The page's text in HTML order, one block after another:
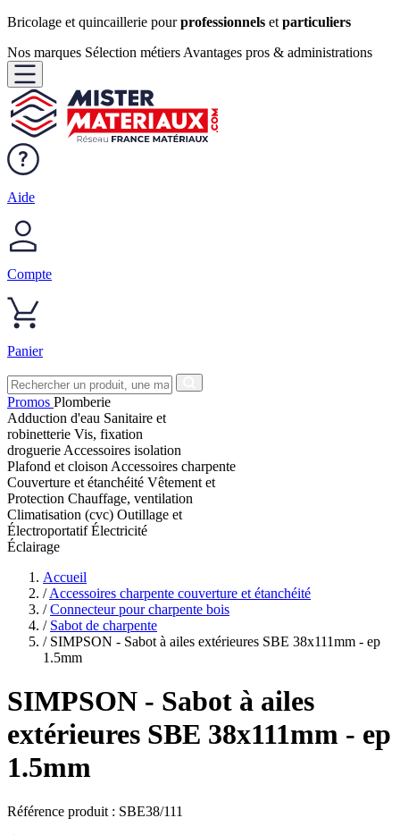
Bricolage et quincaillerie pourprofessionnels et particuliers
Nos marques Sélection métiers Avantages pros & administrations
Aide
Compte
Panier
Promos Plomberie
Adduction d'eau Sanitaire et
robinetterie Vis, fixation
droguerie Accessoires isolation
Plafond et cloison Accessoires charpente
Couverture et étanchéité Vêtement et
Protection Chauffage, ventilation
Climatisation (cvc) Outillage et
ÉlectroportatifÉlectricité
Éclairage
Accueil
/ Accessoires charpente couverture et étanchéité
/ Connecteur pour charpente bois
/ Sabot de charpente
/ SIMPSON - Sabot à ailes extérieures SBE 38x111mm - ep
1.5mm
SIMPSON - Sabot à ailes
extérieures SBE 38x111mm - ep
1.5mm
Référence produit : SBE38/111